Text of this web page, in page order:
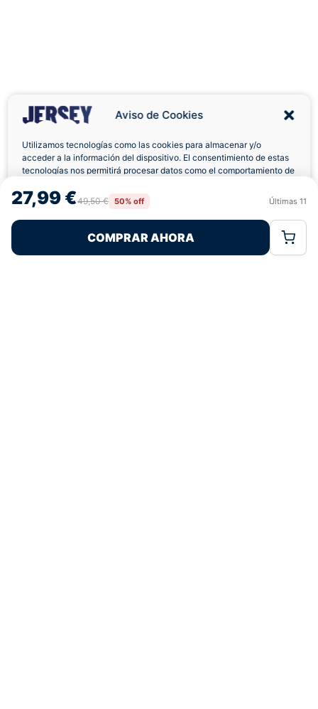
Aviso de Cookies
Utilizamos tecnologías como las cookies para almacenar y/o
acceder a la información del dispositivo. El consentimiento de estas
tecnologías nos permitirá procesar datos como el comportamiento de
retirar el consentimiento, puede afectar negativamente a ciertas
características y funciones.
Rechazar
Política de CookiesPolítica de Privacidad
27,99 €49,50 € 50% off Últimas 11
COMPRAR AHORA
Envíos a Domicilio Devolución 7 Días
Pagos 100% Seguros Ofertas Sin Límites